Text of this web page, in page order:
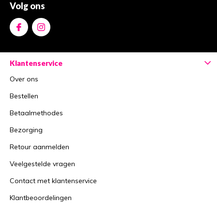
Volg ons
Klantenservice
Over ons
Bestellen
Betaalmethodes
Bezorging
Retour aanmelden
Veelgestelde vragen
Contact met klantenservice
Klantbeoordelingen